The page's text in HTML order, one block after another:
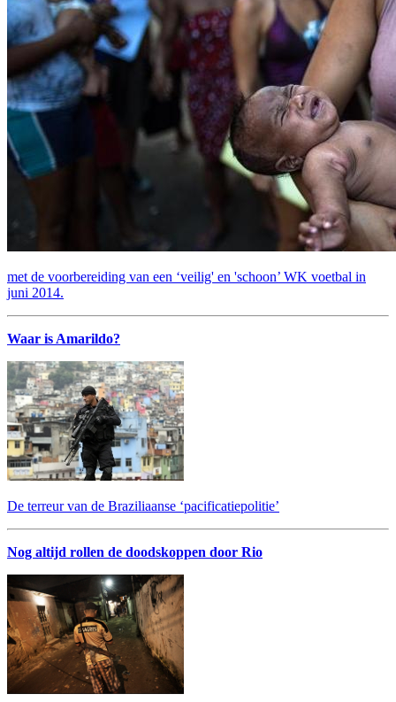
met de voorbereiding van een ‘veilig' en 'schoon’ WK voetbal in
juni 2014.
Waar is Amarildo?
De terreur van de Braziliaanse ‘pacificatiepolitie’
Nog altijd rollen de doodskoppen door Rio